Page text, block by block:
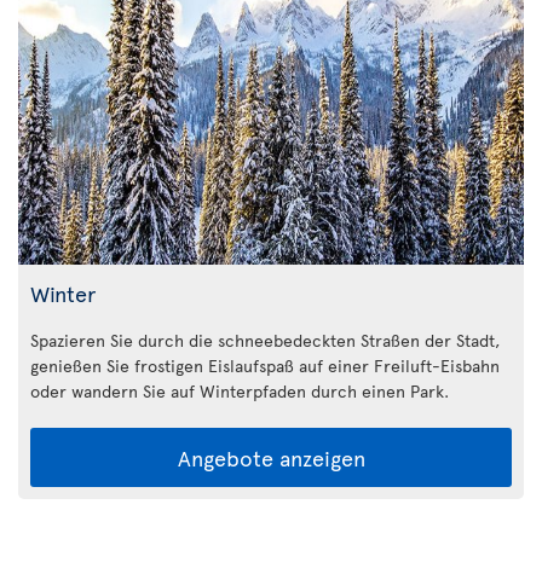
Winter
Spazieren Sie durch die schneebedeckten Straßen der Stadt,
genießen Sie frostigen Eislaufspaß auf einer Freiluft-Eisbahn
oder wandern Sie auf Winterpfaden durch einen Park.
Angebote anzeigen